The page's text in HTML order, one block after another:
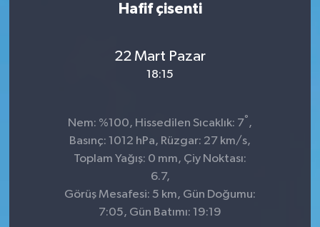
Hafif çisenti
22 Mart Pazar
18:15
Nem: %100, Hissedilen Sıcaklık: 7° ,
Basınç: 1012 hPa, Rüzgar: 27 km/s,
Toplam Yağış: 0 mm, Çiy Noktası:
6.7,
Görüş Mesafesi: 5 km, Gün Doğumu:
7:05, Gün Batımı: 19:19